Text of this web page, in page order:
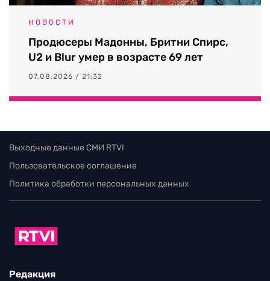
НОВОСТИ
Продюсеры Мадонны, Бритни Спирс,
U2 и Blur умер в возрасте 69 лет
07.08.2026 / 21:32
Выходные данные СМИ RTVI
Пользовательское соглашение
Политика обработки персональных данных
Редакция